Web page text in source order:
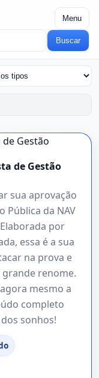
Menu
Buscar
de Gestão
sua aprovação
Pública da NAV
por
essa é a sua
na prova e
renome.
mesmo a
completo
sonhos!